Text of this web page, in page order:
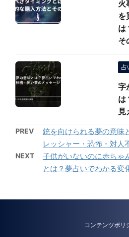
火
を
は
そ
占
字
は
PREV
銃を向けられる夢の意味
レッシャー・恐怖・対人
NEXT
子供がいないのに赤ちゃ
とは？夢占いでわかる変
コンテンツポリ